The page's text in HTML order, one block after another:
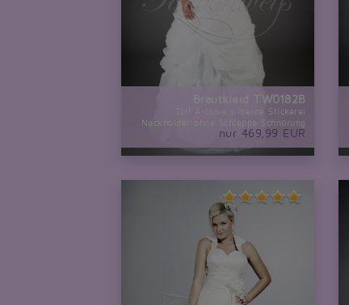
Brautkleid TW0182B
Tüll A-Linie silberne Stickerei
Neckholder ohne Schleppe Schnürung
nur 469,99 EUR